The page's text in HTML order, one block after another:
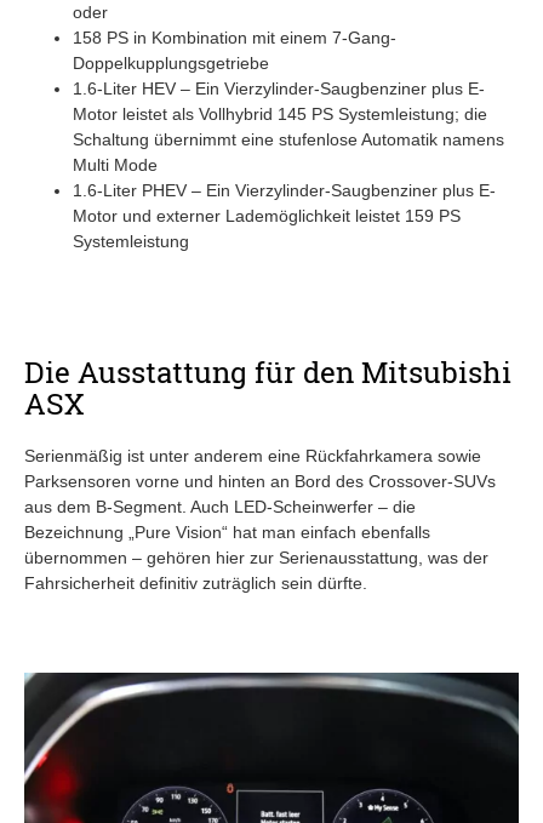
oder
158 PS in Kombination mit einem 7-Gang-
Doppelkupplungsgetriebe
1.6-Liter HEV – Ein Vierzylinder-Saugbenziner plus E-
Motor leistet als Vollhybrid 145 PS Systemleistung; die
Schaltung übernimmt eine stufenlose Automatik namens
Multi Mode
1.6-Liter PHEV – Ein Vierzylinder-Saugbenziner plus E-
Motor und externer Lademöglichkeit leistet 159 PS
Systemleistung
Die Ausstattung für den Mitsubishi
ASX
Serienmäßig ist unter anderem eine Rückfahrkamera sowie
Parksensoren vorne und hinten an Bord des Crossover-SUVs
aus dem B-Segment. Auch LED-Scheinwerfer – die
Bezeichnung „Pure Vision“ hat man einfach ebenfalls
übernommen – gehören hier zur Serienausstattung, was der
Fahrsicherheit definitiv zuträglich sein dürfte.